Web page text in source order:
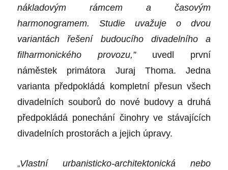
nákladovým rámcem a časovým
harmonogramem. Studie uvažuje o dvou
variantách řešení budoucího divadelního a
filharmonického provozu,” uvedl první
náměstek primátora Juraj Thoma. Jedna
varianta předpokládá kompletní přesun všech
divadelních souborů do nové budovy a druhá
předpokládá ponechání činohry ve stávajících
divadelních prostorách a jejich úpravy.
„Vlastní urbanisticko-architektonická nebo